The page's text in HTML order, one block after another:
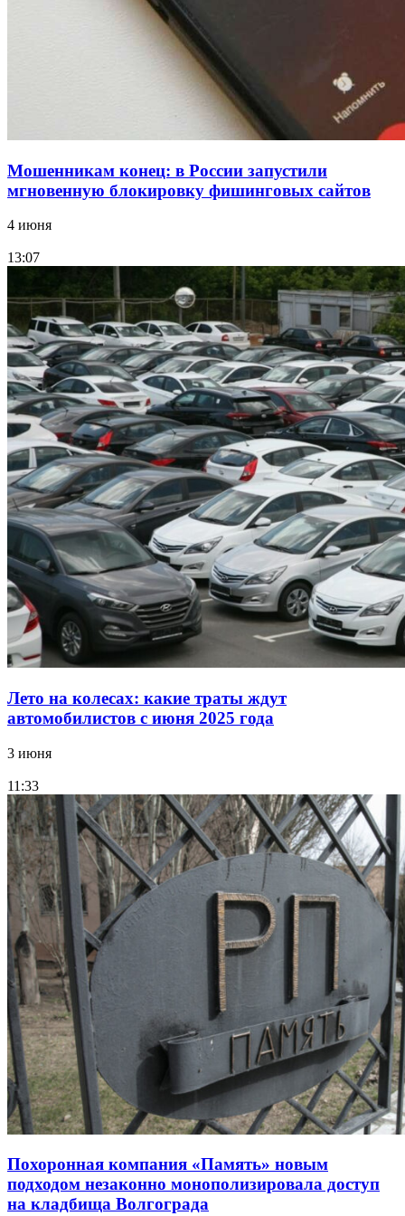
заключены контракты на 3,6 млн долларов
Мошенникам конец: в России запустили
мгновенную блокировку фишинговых сайтов
4 июня
13:07
Лето на колесах: какие траты ждут
автомобилистов с июня 2025 года
3 июня
11:33
Похоронная компания «Память» новым
подходом незаконно монополизировала доступ
на кладбища Волгограда